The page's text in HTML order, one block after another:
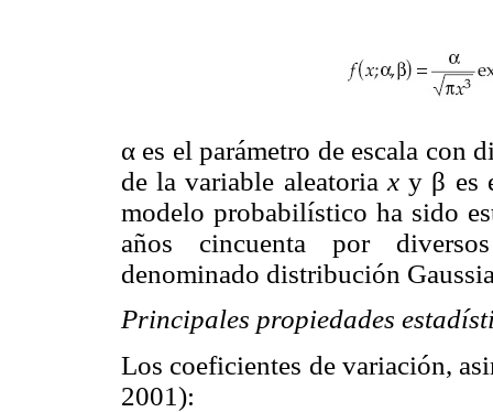
α es el parámetro de escala con
de la variable aleatoria xy β es
modelo probabilístico ha sido
años cincuenta por
denominado distribución
Principales propiedades
Los coeficientes de variación,
2001):